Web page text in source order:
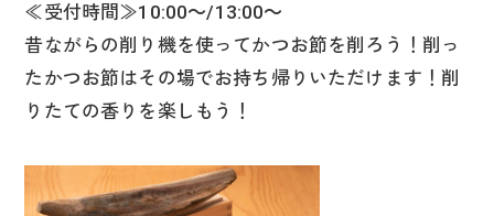
≪受付時間≫10:00～/13:00～
昔ながらの削り機を使ってかつお節を削ろう！削っ
たかつお節はその場でお持ち帰りいただけます！削
りたての香りを楽しもう！